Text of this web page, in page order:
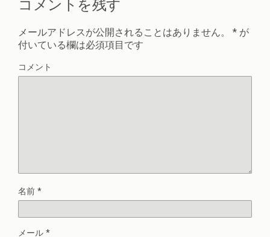
コメントを残す
メールアドレスが公開されることはありません。 * が
付いている欄は必須項目です
コメント
名前 *
メール *